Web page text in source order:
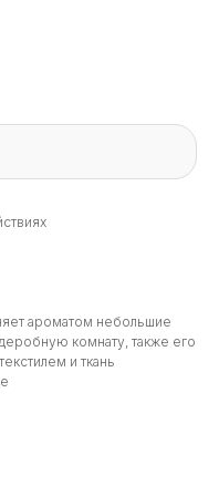
ароматом небольшие
комнату, также его
и ткань